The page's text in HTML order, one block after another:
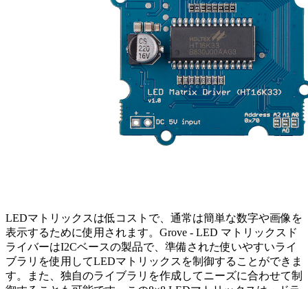
LEDマトリックスは低コストで、通常は簡単な数字や画像を
表示するために使用されます。Grove - LED マトリックスド
ライバーはI2Cベースの製品で、準備された使いやすいライ
ブラリを使用してLEDマトリックスを制御することができま
す。また、独自のライブラリを作成してニーズに合わせて制